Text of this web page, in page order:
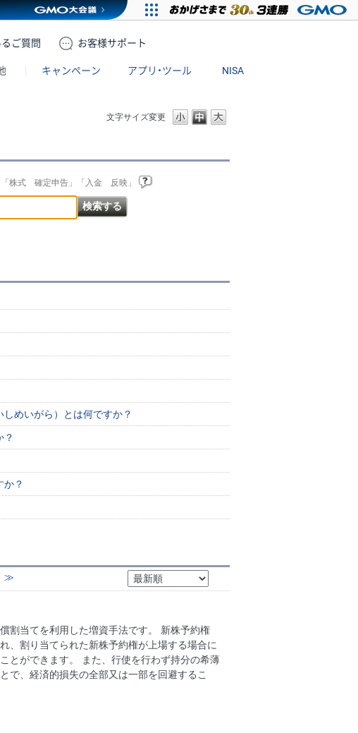
ご質問 お客様サポート
キャンペーン アプリ・ツール NISA
文字サイズ変更
株式 確定申告」「入金 反映」
めいがら）とは何ですか？
？
か？
≫
割当てを利用した増資手法です。 新株予約権
、割り当てられた新株予約権が上場する場合に
とができます。 また、行使を行わず持分の希薄
で、経済的損失の全部又は一部を回避するこ